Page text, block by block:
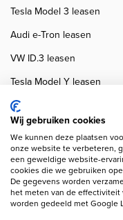
Tesla Model 3 leasen
Audi e-Tron leasen
VW ID.3 leasen
Tesla Model Y leasen
VW ID.4 leasen
Copyright
Wij gebruiken cookies
We kunnen deze plaatsen
onze website te verbeteren,
een geweldige website-
cookies die we gebruiken
De gegevens worden
het meten van de effectiviteit
worden gedeeld met Google